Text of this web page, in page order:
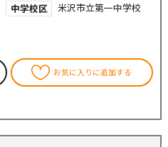
中学校区
米沢市立第一中学校
お気に入りに追加する